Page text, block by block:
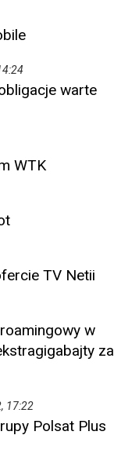
warte
WTK
TV Netii
w
za
17:22
Polsat Plus